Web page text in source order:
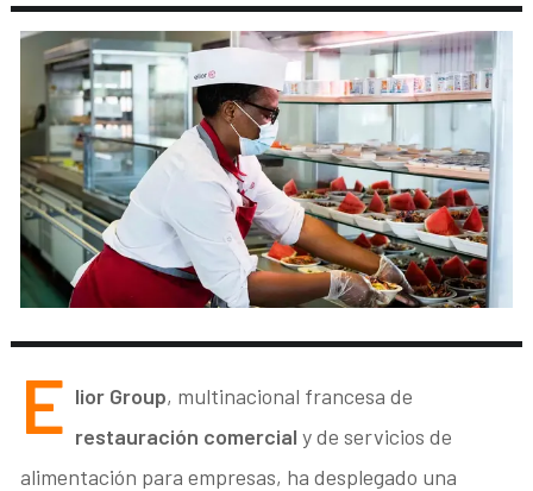
E lior Group, multinacional francesa de
restauración comercial y de servicios de
alimentación para empresas, ha desplegado una